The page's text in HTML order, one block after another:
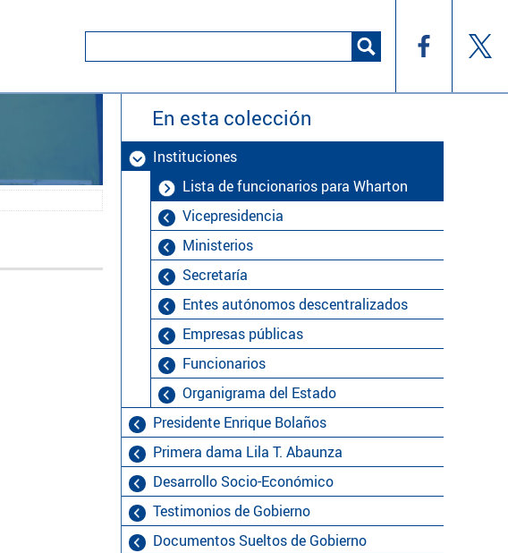
En esta colección
Instituciones
Vicepresidencia
Ministerios
Secretaría
Entes autónomos descentralizados
Empresas públicas
Funcionarios
Organigrama del Estado
Lista de funcionarios para Wharton
Presidente Enrique Bolaños
Primera dama Lila T. Abaunza
Desarrollo Socio-Económico
Testimonios de Gobierno
Documentos Sueltos de Gobierno